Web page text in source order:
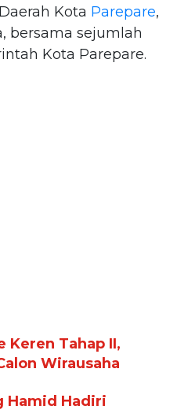
Kota Parepare,
bersama sejumlah
Kota Parepare.
Keren Tahap II,
Wirausaha
Hamid Hadiri